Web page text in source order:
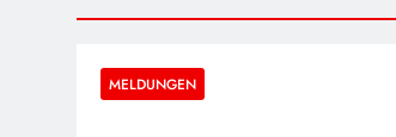
MELDUNGEN